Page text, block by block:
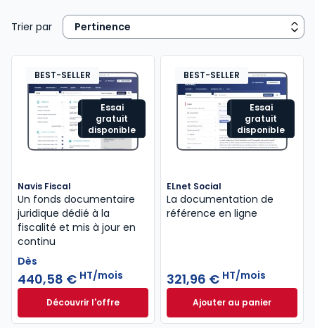
Trier par
Essai
gratuit
disponible
BEST-SELLER
Navis Fiscal
Un fonds documentaire
juridique dédié à la
fiscalité et mis à jour en
continu
Dès
440,58 € HT/mois
Découvrir l'offreNavis Fiscal à partir de
Dès
Essai
gratuit
disponible
BEST-SELLER
ELnet Social
La documentation de
référence en ligne
321,96 € HT/mois
Ajouter au panier
ELnet Social à